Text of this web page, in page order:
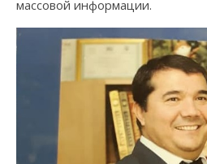
массовой информации.